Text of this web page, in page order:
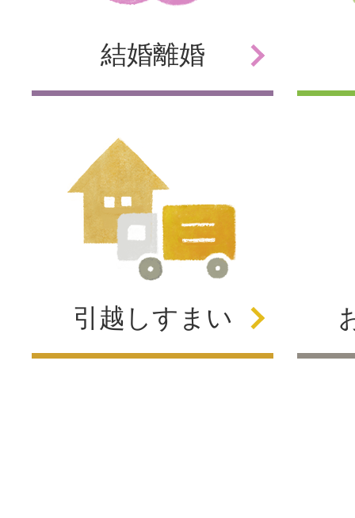
結婚離婚
引越しすまい